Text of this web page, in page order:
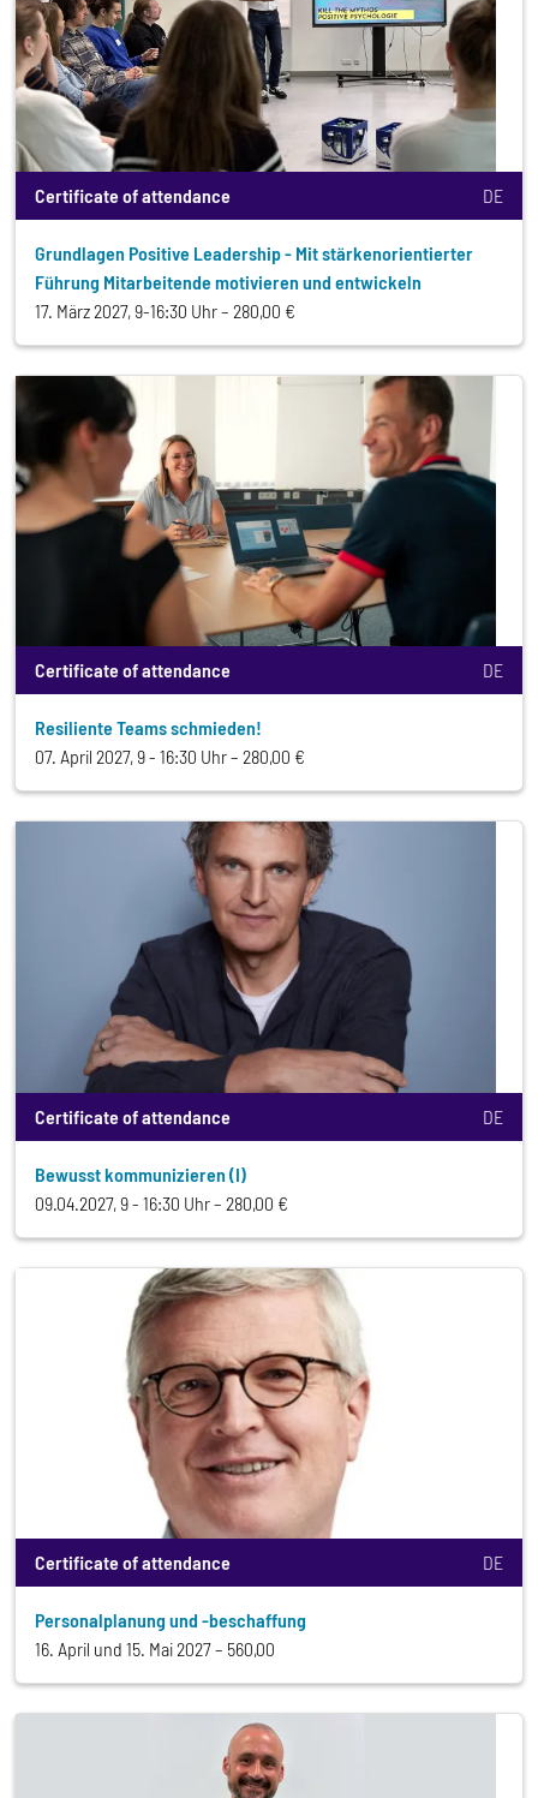
Certificate of attendance DE
Grundlagen Positive Leadership - Mit stärkenorientierter
Führung Mitarbeitende motivieren und entwickeln
17. März 2027, 9-16:30 Uhr
280,00 €
Certificate of attendance DE
Resiliente Teams schmieden!
07. April 2027, 9 - 16:30 Uhr
280,00 €
Certificate of attendance DE
Bewusst kommunizieren (I)
09.04.2027, 9 - 16:30 Uhr
280,00 €
Certificate of attendance DE
Personalplanung und -beschaffung
16. April und 15. Mai 2027
560,00